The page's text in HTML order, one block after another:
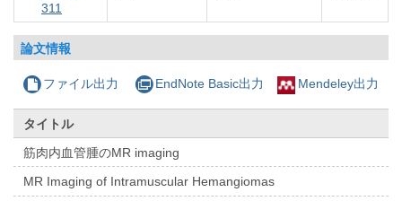
311
論文情報
ファイル出力 EndNote Basic出力 Mendeley出力
タイトル
筋肉内血管腫のMR imaging
MR Imaging of Intramuscular Hemangiomas